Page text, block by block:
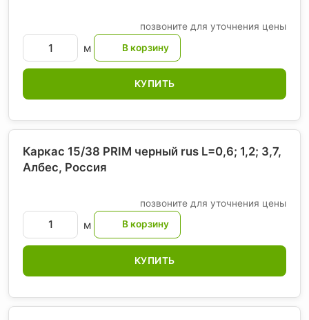
позвоните для уточнения цены
м
КУПИТЬ
Каркас 15/38 PRIM черный rus L=0,6; 1,2; 3,7,
Албес, Россия
позвоните для уточнения цены
м
КУПИТЬ